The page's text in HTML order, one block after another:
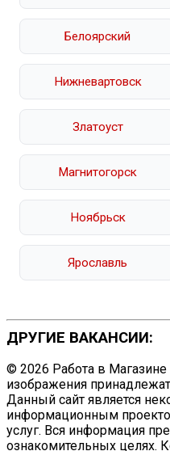
Белоярский
Нижневартовск
Златоуст
Магнитогорск
Ноябрьск
Ярославль
ДРУГИЕ ВАКАНСИИ:
© 2026 Работа в
изображения
Данный сайт является
информационным
услуг. Вся информация
ознакомительных целях.